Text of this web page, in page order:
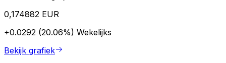
0,174882 EUR
+0.0292 (20.06%) Wekelijks
Bekijk grafiek